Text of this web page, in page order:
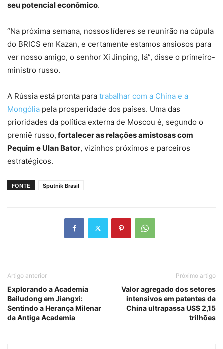
seu potencial econômico.
“Na próxima semana, nossos líderes se reunirão na cúpula
do BRICS em Kazan, e certamente estamos ansiosos para
ver nosso amigo, o senhor Xi Jinping, lá”, disse o primeiro-
ministro russo.
A Rússia está pronta para trabalhar com a China e a
Mongólia pela prosperidade dos países. Uma das
prioridades da política externa de Moscou é, segundo o
premiê russo, fortalecer as relações amistosas com
Pequim e Ulan Bator, vizinhos próximos e parceiros
estratégicos.
FONTE Sputnik Brasil
Artigo anterior
Explorando a Academia
Bailudong em Jiangxi:
Sentindo a Herança Milenar
da Antiga Academia
Próximo artigo
Valor agregado dos setores
intensivos em patentes da
China ultrapassa US$ 2,15
trilhões